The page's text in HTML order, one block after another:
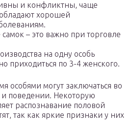
и конфликтны, чаще
обладают хорошей
– это важно при торговле
на одну особь
приходиться по 3-4 женского.
особями могут заключаться во
поведении. Некоторую
распознавание половой
так как яркие признаки у них